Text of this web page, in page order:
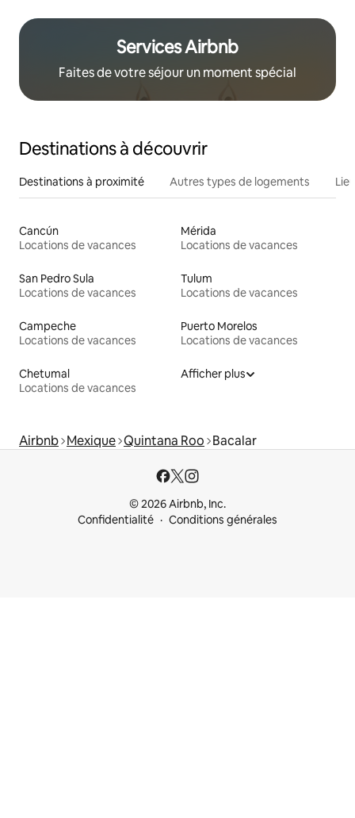
Services Airbnb
Faites de votre séjour un moment spécial
Destinations à découvrir
Destinations à proximité Autres types de logements
Cancún
Locations de vacances
Mérida
Locations de vacances
San Pedro Sula
Locations de vacances
Tulum
Locations de vacances
Campeche
Locations de vacances
Puerto Morelos
Locations de vacances
Chetumal
Locations de vacances
Afficher plus
Airbnb Mexique Quintana Roo Bacalar
© 2026 Airbnb, Inc.
Confidentialité
Conditions générales